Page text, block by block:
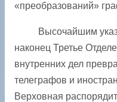
«преобразований»
Высочайшим
наконец Третье
внутренних дел
телеграфов и
Верховная